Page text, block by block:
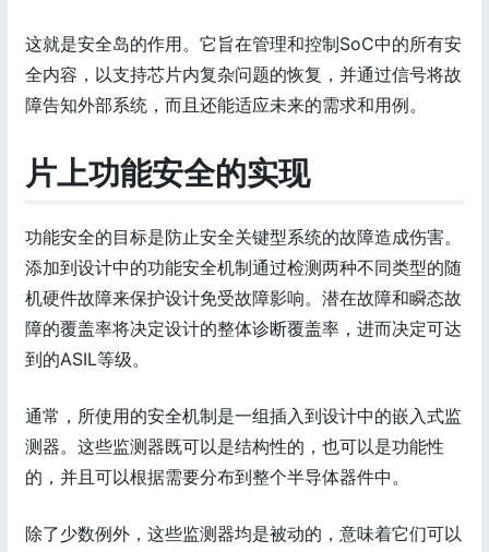
这就是安全岛的作用。它旨在管理和控制SoC中的所有安
全内容，以支持芯片内复杂问题的恢复，并通过信号将故
障告知外部系统，而且还能适应未来的需求和用例。
片上功能安全的实现
功能安全的目标是防止安全关键型系统的故障造成伤害。
添加到设计中的功能安全机制通过检测两种不同类型的随
机硬件故障来保护设计免受故障影响。潜在故障和瞬态故
障的覆盖率将决定设计的整体诊断覆盖率，进而决定可达
到的ASIL等级。
通常，所使用的安全机制是一组插入到设计中的嵌入式监
测器。这些监测器既可以是结构性的，也可以是功能性
的，并且可以根据需要分布到整个半导体器件中。
除了少数例外，这些监测器均是被动的，意味着它们可以